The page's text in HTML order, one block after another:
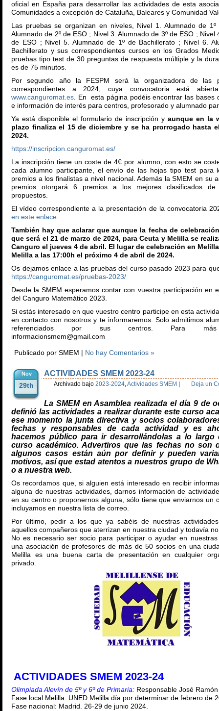
oficial en España para desarrollar las actividades de esta
Comunidades a excepción de Cataluña, Baleares y Comunidad
Las pruebas se organizan en niveles, Nivel 1. Alumnado de
Alumnado de 2º de ESO ; Nivel 3. Alumnado de 3º de ESO ; Nivel
de ESO ; Nivel 5. Alumnado de 1º de Bachillerato ; Nivel 6.
Bachillerato y sus correspondientes cursos en los Grados
pruebas tipo test de 30 preguntas de respuesta múltiple y la
es de 75 minutos.
Por segundo año la FESPM será la organizadora de las
correspondientes a 2024, cuya convocatoria está
www.canguromat.es. En esta página podéis encontrar las bases
e información de interés para centros, profesorado y alumnado
Ya está disponible el formulario de inscripción y aunque en la
plazo finaliza el 15 de diciembre y se ha prorrogado hasta
2024.
https://inscripcion.canguromat.es/
La inscripción tiene un coste de 4€ por alumno, con esto se
cada alumno participante, el envío de las hojas tipo test para
premios a los finalistas a nivel nacional. Además la SMEM en su
premios otorgará 6 premios a los mejores clasificados
propuestos.
El vídeo correspondiente a la presentación de la convocatoria
en este enlace.
También hay que aclarar que aunque la fecha de
que será el 21 de marzo de 2024, para Ceuta y Melilla se
Canguro el jueves 4 de abril. El lugar de celebración en Melilla
Melilla a las 17:00h el próximo 4 de abril de 2024.
Os dejamos enlace a las pruebas del curso pasado 2023 para
https://canguromat.es/pruebas-2023/
Desde la SMEM esperamos contar con vuestra participación en
del Canguro Matemático 2023.
Si estás interesado en que vuestro centro participe en esta
en contacto con nosotros y te informaremos. Solo admitimos
referenciados por sus centros. Para más
informacionsmem@gmail.com
Publicado por SMEM | No hay Comentarios »
Nov
29th
ACTIVIDADES SMEM 2023-24
Archivado bajo 2023-2024,Actividades SMEM Deja un
La SMEM en Asamblea realizada el día 9 de
definió las actividades a realizar durante este curso
ese momento la junta directiva y socios
fechas y responsables de cada actividad y es
hacemos público para ir desarrollándolas a lo largo
curso académico. Advertiros que las fechas no son
algunos casos están aún por definir y pueden
motivos, así que estad atentos a nuestros grupo de
o a nuestra web.
Os recordamos que, si alguien está interesado en recibir
alguna de nuestras actividades, darnos información de
en su centro o proponernos alguna, sólo tiene que enviarnos un
incluyamos en nuestra lista de correo.
Por último, pedir a los que ya sabéis de nuestras
aquellos compañeros que aterrizan en nuestra ciudad y todavía
No es necesario ser socio para participar o ayudar en
una asociación de profesores de más de 50 socios en una
Melilla es una buena carta de presentación en cualquier
privado.
ACTIVIDADES SMEM 2023-24
Olimpiada Alevín de 5º y 6º de Primaria: Responsable José
Fase local Melilla: UNED Melilla día por determinar de febrero de
Fase nacional: Madrid. 26-29 de junio 2024.